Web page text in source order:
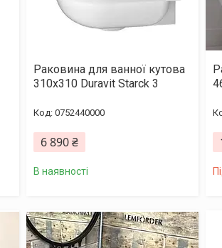
Раковина для ванної кутова
310х310 Duravit Starck 3
0752440000
6 890 ₴
В наявності